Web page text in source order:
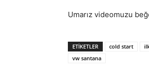
Umarız videomuzu
ETIKETLER cold start
vw santana